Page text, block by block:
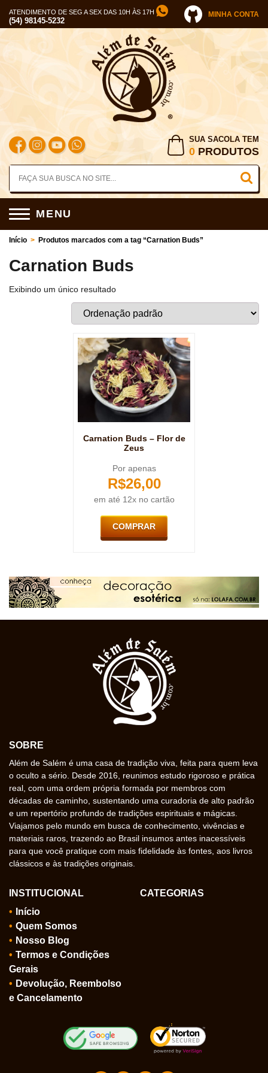
ATENDIMENTO DE SEG A SEX DAS 10H ÀS 17H
(54) 98145-5232
MINHA CONTA
SUA SACOLA TEM
0 PRODUTOS
MENU
Início > Produtos marcados com a tag “Carnation Buds”
Carnation Buds
Exibindo um único resultado
Carnation Buds – Flor de
Zeus
Por apenas
R$26,00
em até 12x no cartão
COMPRAR
SOBRE
Além de Salém é uma casa de tradição viva, feita para quem leva
o oculto a sério. Desde 2016, reunimos estudo rigoroso e prática
real, com uma ordem própria formada por membros com
décadas de caminho, sustentando uma curadoria de alto padrão
e um repertório profundo de tradições espirituais e mágicas.
Viajamos pelo mundo em busca de conhecimento, vivências e
materiais raros, trazendo ao Brasil insumos antes inacessíveis
para que você pratique com mais fidelidade às fontes, aos livros
clássicos e às tradições originais.
INSTITUCIONAL
Início
Quem Somos
Nosso Blog
Termos e Condições
Gerais
Devolução, Reembolso
e Cancelamento
CATEGORIAS